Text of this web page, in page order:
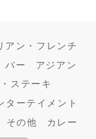
アン・フレンチ
バー
アジアン
ステーキ
ターテイメント
その他 カレー